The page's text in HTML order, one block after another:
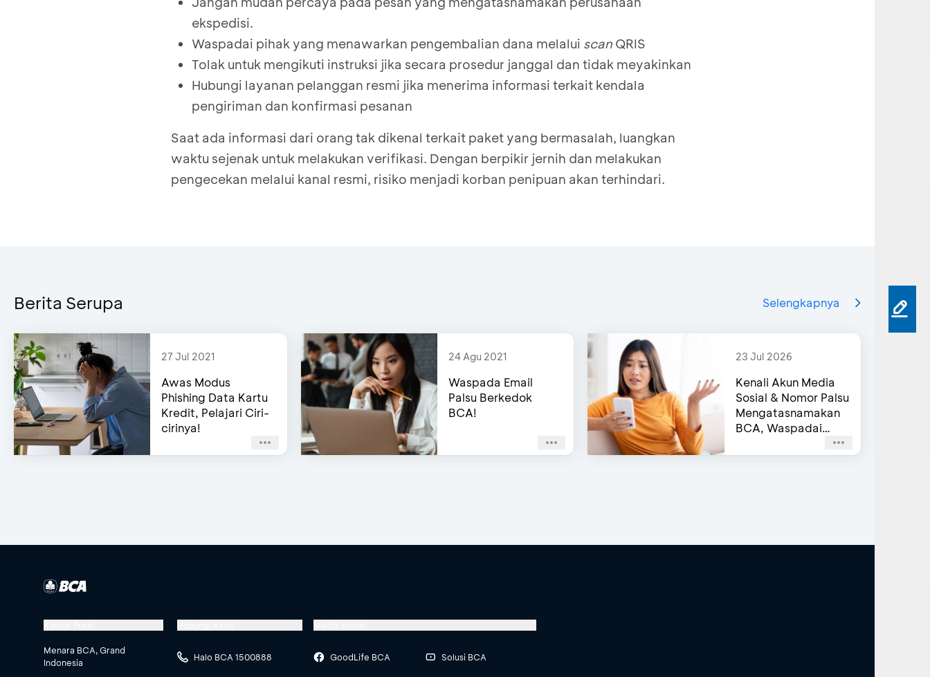
ekspedisi.
Waspadai pihak yang menawarkan pengembalian dana melalui scan QRIS
Tolak untuk mengikuti instruksi jika secara prosedur janggal dan tidak meyakinkan
Hubungi layanan pelanggan resmi jika menerima informasi terkait kendala
pengiriman dan konfirmasi pesanan
Saat ada informasi dari orang tak dikenal terkait paket yang bermasalah, luangkan
waktu sejenak untuk melakukan verifikasi. Dengan berpikir jernih dan melakukan
pengecekan melalui kanal resmi, risiko menjadi korban penipuan akan terhindari.
Berita Serupa Selengkapnya
27 Jul 2021
Awas Modus
Phishing Data Kartu
Kredit, Pelajari Ciri-
cirinya!
24 Agu 2021
Waspada Email
Palsu Berkedok
BCA!
23 Jul 2026
Kenali Akun Media
Sosial & Nomor Palsu
Mengatasnamakan
BCA, Waspadai
Agar Tidak Terjebak
Penipuan
Menara BCA, Grand
Indonesia
Halo BCA 1500888 GoodLife BCA Solusi BCA